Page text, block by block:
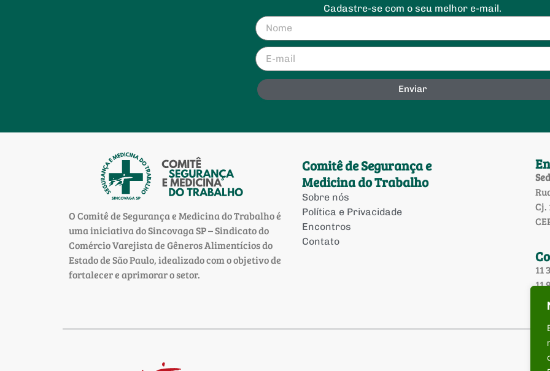
Cadastre-se com o seu melhor e-mail.
Enviar
O Comitê de Segurança e Medicina do Trabalho é
uma iniciativa do Sincovaga SP – Sindicato do
Comércio Varejista de Gêneros Alimentícios do
Estado de São Paulo, idealizado com o objetivo de
fortalecer e aprimorar o setor.
Comitê de Segurança e
Medicina do Trabalho
Sobre nós
Política e Privacidade
Encontros
Contato
Cj.
11
11